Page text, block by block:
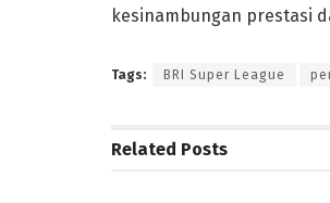
kesinambungan prestasi
Tags: BRI Super League
Related Posts